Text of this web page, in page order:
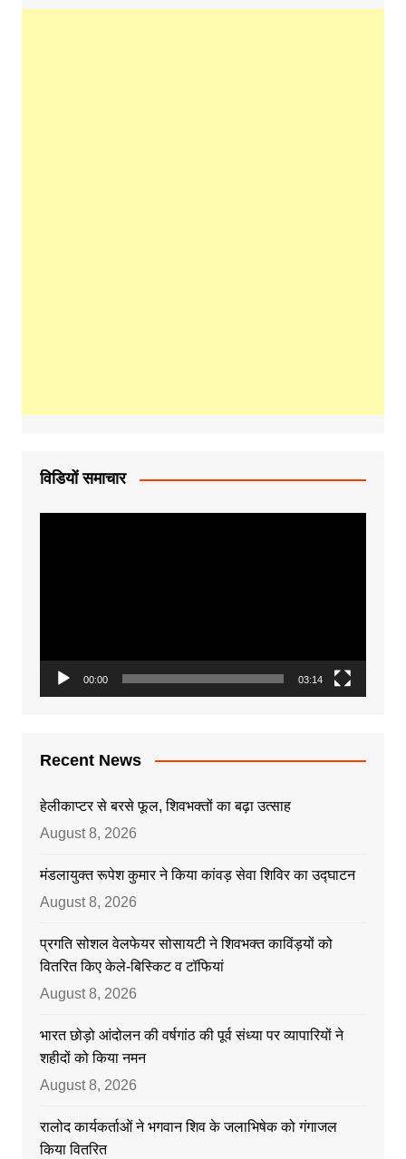
विडियों समाचार
00:00 03:14
Recent News
हेलीकाप्टर से बरसे फूल, शिवभक्तों का बढ़ा उत्साह
August 8, 2026
मंडलायुक्त रूपेश कुमार ने किया कांवड़ सेवा शिविर का उद्घाटन
August 8, 2026
प्रगति सोशल वेलफेयर सोसायटी ने शिवभक्त काविंड़यों को
वितरित किए केले-बिस्किट व टॉफियां
August 8, 2026
भारत छोड़ो आंदोलन की वर्षगांठ की पूर्व संध्या पर व्यापारियों ने
शहीदों को किया नमन
August 8, 2026
रालोद कार्यकर्ताओं ने भगवान शिव के जलाभिषेक को गंगाजल
किया वितरित